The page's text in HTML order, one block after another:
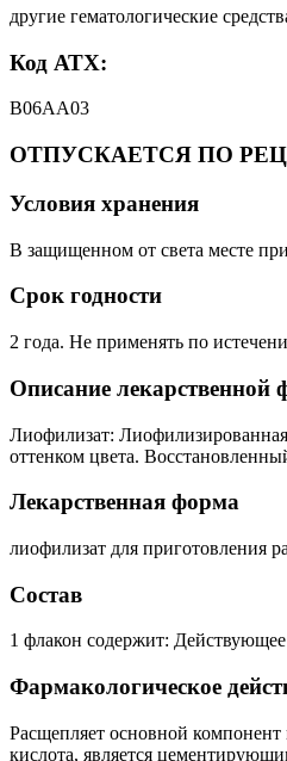
другие гематологические
Код АТХ:
B06AA03
ОТПУСКАЕТСЯ ПО
Условия хранения
В защищенном от света месте
Срок годности
2 года. Не применять по
Описание лекарственной
Лиофилизат:
оттенком цвета.
Лекарственная форма
лиофилизат для приготовления
Состав
1 флакон содержит:
Фармакологическое
Расщепляет основной компонент
кислота, является